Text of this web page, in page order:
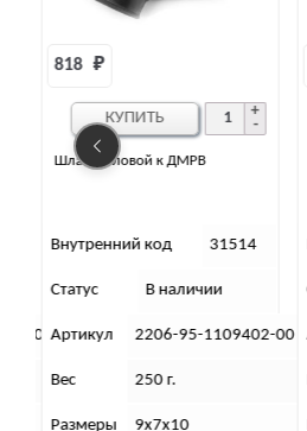
00
Шланг промежуточный от
851 ₽
Внутренний код 32179
Статус В наличии
Артикул 3151-90-1109406-10
Вес 70 г.
Размеры 9х9х12
КУПИТЬ